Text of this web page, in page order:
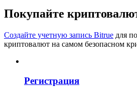
Информация
и т. д.
Покупайте
Создайте учетную запись Bitrue для
криптовалют на самом безопасном
Регистрация